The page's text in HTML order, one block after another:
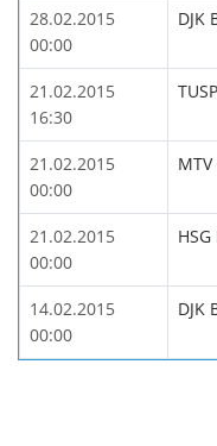
28.02.2015
00:00
DJK
21.02.2015
16:30
21.02.2015
00:00
21.02.2015
00:00
14.02.2015
00:00
DJK